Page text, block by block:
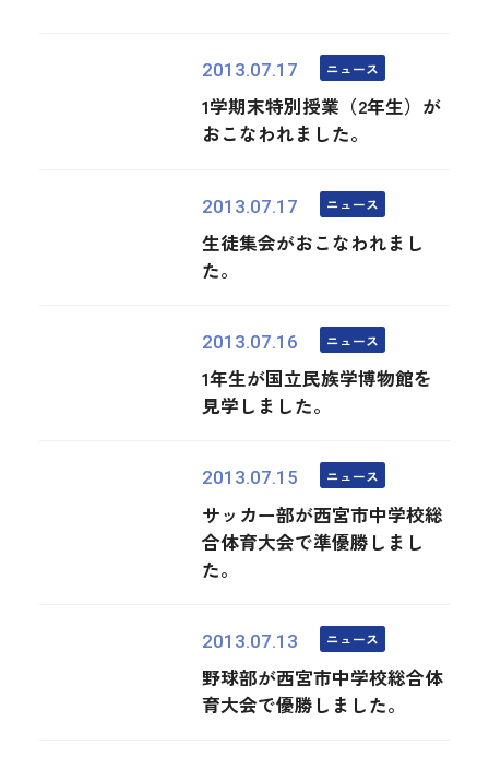
2013.07.17 ニュース
1学期末特別授業（2年生）が
おこなわれました。
2013.07.17 ニュース
生徒集会がおこなわれまし
た。
2013.07.16 ニュース
1年生が国立民族学博物館を
見学しました。
2013.07.15 ニュース
サッカー部が西宮市中学校総
合体育大会で準優勝しまし
た。
2013.07.13 ニュース
野球部が西宮市中学校総合体
育大会で優勝しました。